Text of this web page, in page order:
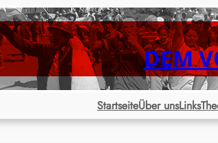
DEM
StartseiteÜber unsLinks